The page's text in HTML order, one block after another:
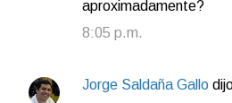
aproximadamente?
8:05 p.m.
Jorge Saldaña Gallo